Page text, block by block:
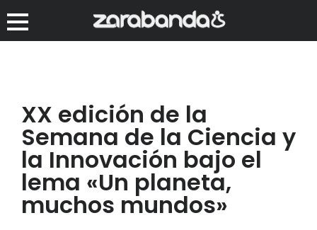
XX edición de la
Semana de la Ciencia y
la Innovación bajo el
lema «Un planeta,
muchos mundos»